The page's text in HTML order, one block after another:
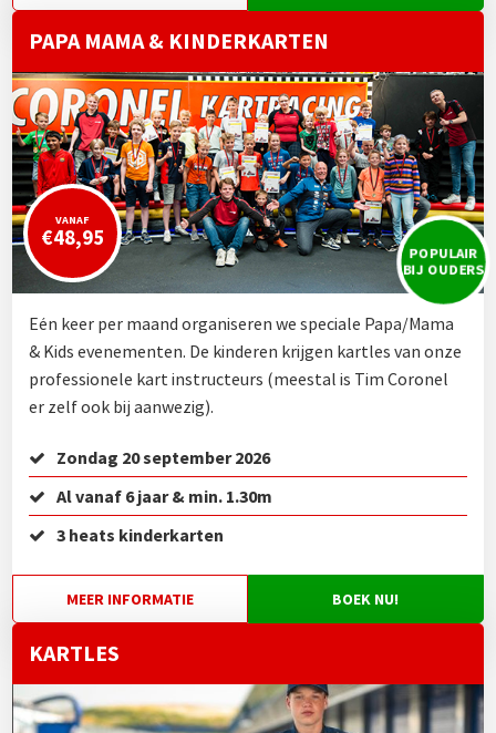
PAPA MAMA & KINDERKARTEN
VANAF
€48,95
POPULAIR
BIJ OUDERS
Eén keer per maand organiseren we speciale Papa/Mama
& Kids evenementen. De kinderen krijgen kartles van onze
professionele kart instructeurs (meestal is Tim Coronel
er zelf ook bij aanwezig).
Zondag 20 september 2026
Al vanaf 6 jaar & min. 1.30m
3 heats kinderkarten
MEER INFORMATIE BOEK NU!
KARTLES